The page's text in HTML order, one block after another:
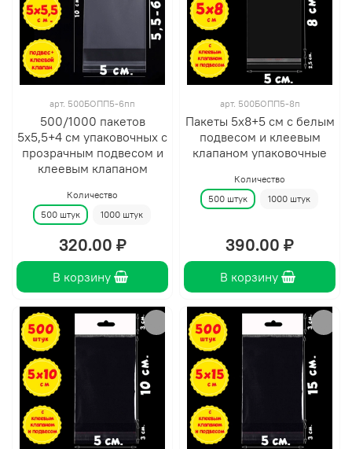
арт. 500БОПП5-6пп
500/1000 пакетов
5х5,5+4 см упаковочных с
прозрачным подвесом и
клеевым клапаном
Количество
500 штук
1000 штук
320.00 ₽
В корзину
арт. 500БОПП5-8п
Пакеты 5х8+5 см с белым
подвесом и клеевым
клапаном упаковочные
Количество
500 штук
1000 штук
390.00 ₽
В корзину